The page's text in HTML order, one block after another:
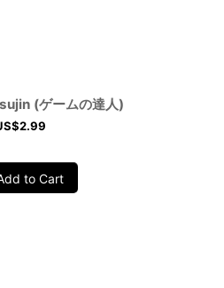
(ゲームの達人)
2.99
to Cart